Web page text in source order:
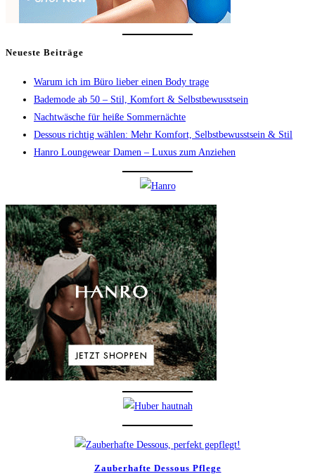
Neueste Beiträge
Warum ich im Büro lieber einen Body trage
Bademode ab 50 – Stil, Komfort & Selbstbewusstsein
Nachtwäsche für heiße Sommernächte
Dessous richtig wählen: Mehr Komfort, Selbstbewusstsein & Stil
Hanro Loungewear Damen – Luxus zum Anziehen
Zauberhafte Dessous Pflege